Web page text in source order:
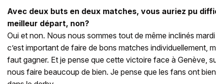
Avec deux buts en deux matches, vous auriez pu
meilleur départ, non?
Oui et non. Nous nous sommes tout de même inclinés
c’est important de faire de bons matches individuellement,
faut gagner. Et je pense que cette victoire face à Genève,
nous faire beaucoup de bien. Je pense que les fans ont